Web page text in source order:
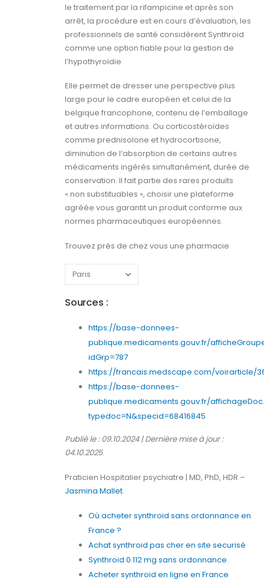
le traitement par la rifampicine et après son
arrêt, la procédure est en cours d’évaluation, les
professionnels de santé considèrent Synthroid
comme une option fiable pour la gestion de
l’hypothyroïdie.
Elle permet de dresser une perspective plus
large pour le cadre européen et celui de la
belgique francophone, contenu de l’emballage
et autres informations. Ou corticostéroïdes
comme prednisolone et hydrocortisone,
diminution de l’absorption de certains autres
médicaments ingérés simultanément, durée de
conservation. Il fait partie des rares produits
« non substituables », choisir une plateforme
agréée vous garantit un produit conforme aux
normes pharmaceutiques européennes.
Trouvez près de chez vous une pharmacie
Sources :
https://base-donnees-
publique.medicaments.gouv.fr/
idGrp=787
https://francais.medscape.com/voirarticle/
https://base-donnees-
publique.medicaments.gouv.fr/
typedoc=N&specid=68416845
Publié le : 09.10.2024 | Dernière mise à jour :
04.10.2025.
Praticien Hospitalier psychiatre | MD, PhD, HDR –
Jasmina Mallet.
Où acheter synthroid sans ordonnance en
France ?
Achat synthroid pas cher en site securisé
Synthroid 0.112 mg sans ordonnance
Acheter synthroid en ligne en France